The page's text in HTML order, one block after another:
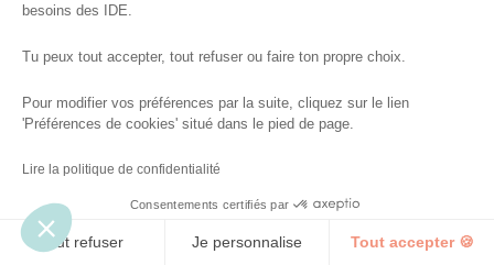
besoins des IDE.
Tu peux tout accepter, tout refuser ou faire ton propre choix.
Pour modifier vos préférences par la suite, cliquez sur le lien
'Préférences de cookies' situé dans le pied de page.
Lire la politique de confidentialité
Consentements certifiés par
Tout refuser Je personnalise Tout accepter 🍪
Prendre soin de celles et ceux qui prennent soin
Charlotte K © 2026
Partenaires